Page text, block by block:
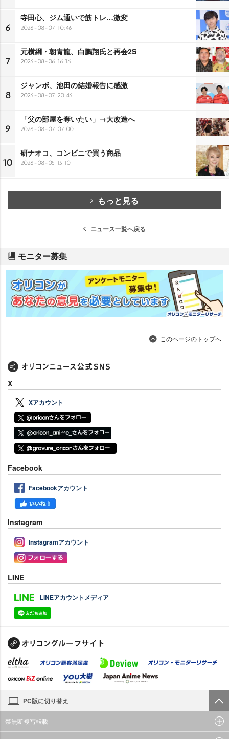
6
寺田心、ジム通いで筋トレ…激変
2026-08-07 10:46
7
元横綱・朝青龍、白鵬翔氏と再会2S
2026-08-06 16:16
8
ジャンボ、池田の結婚報告に感激
2026-08-07 20:46
9
「父の部屋を奪いたい」→大改造へ
2026-08-07 07:00
10
研ナオコ、コンビニで買う商品
2026-08-05 15:10
もっと見る
ニュース一覧へ戻る
モニター募集
このページのトップへ
X
Xアカウント
Facebook
Facebookアカウント
Instagram
Instagramアカウント
LINE
LINEアカウントメディア
PC版に切り替え
禁無断複写転載